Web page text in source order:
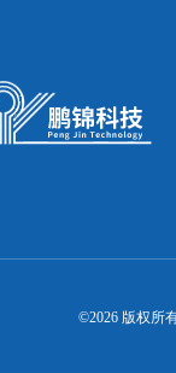
©2026 版权所